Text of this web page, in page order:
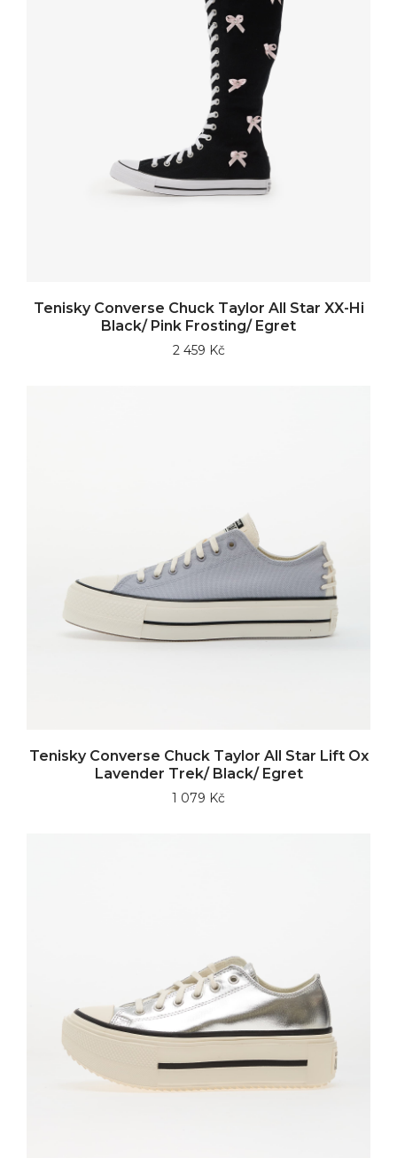
Tenisky Converse Chuck Taylor All Star XX-Hi
Black/ Pink Frosting/ Egret
2 459 Kč
Tenisky Converse Chuck Taylor All Star Lift Ox
Lavender Trek/ Black/ Egret
1 079 Kč